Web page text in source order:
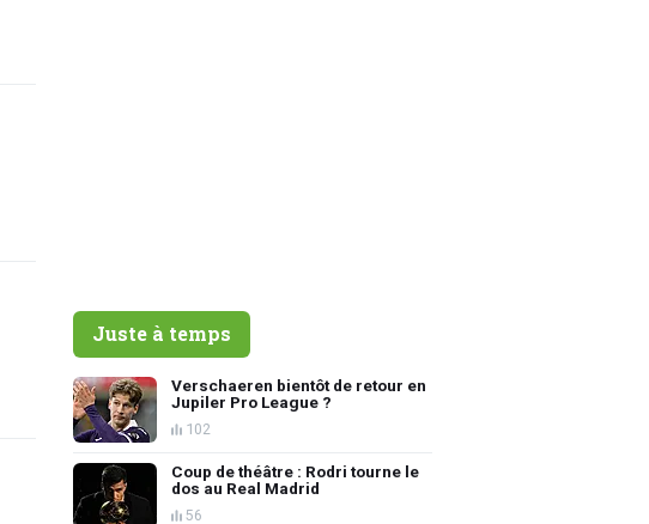
Juste à temps
Verschaeren bientôt de retour en
Jupiler Pro League ?
102
Coup de théâtre : Rodri tourne le
dos au Real Madrid
56